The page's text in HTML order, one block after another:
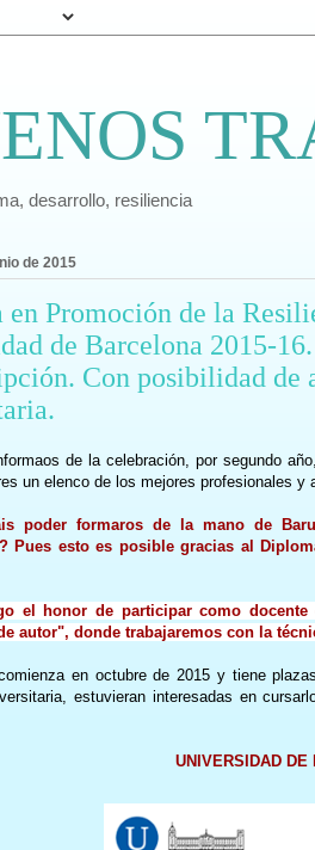
desarrollo, resiliencia
de 2015
Promoción de la
de Barcelona 2015-
Con posibilidad
de la celebración, por segundo
un elenco de los mejores profesionales y
poder formaros de la mano de
Pues esto es posible gracias al
el honor de participar como
autor", donde trabajaremos con la
en octubre de 2015 y tiene
estuvieran interesadas en
UNIVERSIDAD DE